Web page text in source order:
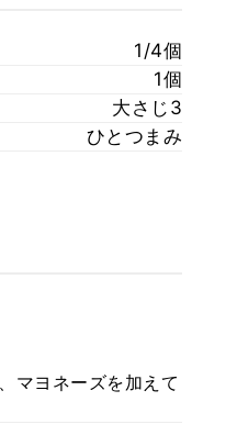
1/4個
1個
大さじ3
ひとつまみ
マヨネーズを加えて